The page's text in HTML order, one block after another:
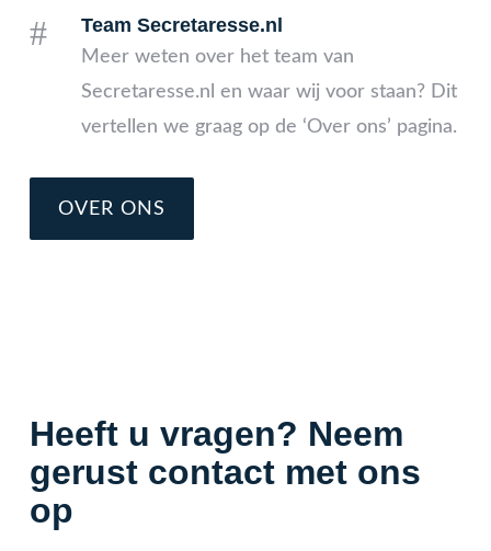
# Team Secretaresse.nl
Meer weten over het team van
Secretaresse.nl en waar wij voor staan? Dit
vertellen we graag op de ‘Over ons’ pagina.
OVER ONS
Heeft u vragen? Neem
gerust contact met ons
op